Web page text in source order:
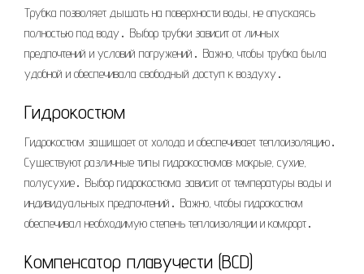
Трубка позволяет дышать на поверхности воды, не опускаясь
полностью под воду․ Выбор трубки зависит от личных
предпочтений и условий погружений․ Важно, чтобы трубка была
удобной и обеспечивала свободный доступ к воздуху․
Гидрокостюм
Гидрокостюм защищает от холода и обеспечивает теплоизоляцию․
Существуют различные типы гидрокостюмов: мокрые, сухие,
полусухие․ Выбор гидрокостюма зависит от температуры воды и
индивидуальных предпочтений․ Важно, чтобы гидрокостюм
обеспечивал необходимую степень теплоизоляции и комфорт․
Компенсатор плавучести (BCD)